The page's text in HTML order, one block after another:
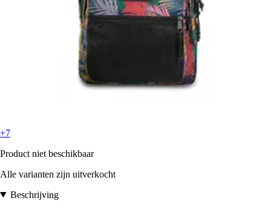
+7
Product niet beschikbaar
Alle varianten zijn uitverkocht
Beschrijving